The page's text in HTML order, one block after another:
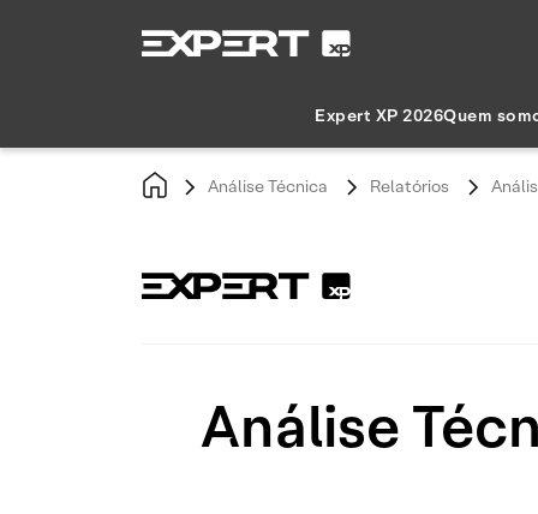
Expert XP 2026Quem
Análise Técnica Relatórios
Análise